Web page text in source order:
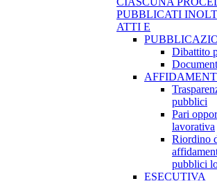
PUBBLICATI
ATTI E
Dibattito
pubblici
Pari
lavorativa
Riordino
pubblici
ESECUTIVA